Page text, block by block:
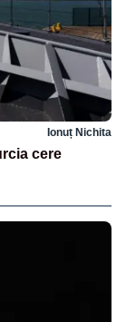
Ionuț Nichita
cere